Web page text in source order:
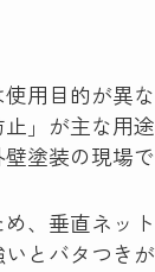
用目的が異
」が主な用途
壁塗装の現場
、垂直ネッ
とバタつき